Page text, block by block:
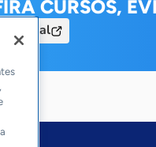
CURSOS,
o Portal